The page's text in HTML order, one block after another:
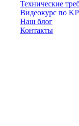
Технические
Видеокурс по
Наш блог
Контакты